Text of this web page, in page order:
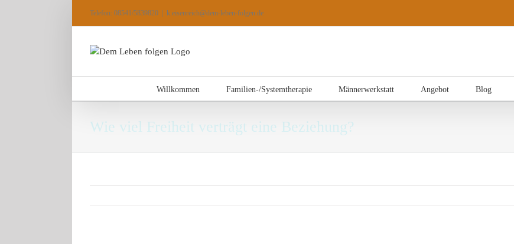
Telefon: 08541/5839820 k.eisenreich@dem-leben-folgen.de
Willkommen Familien-/Systemtherapie Männerwerkstatt Angebot Blog
Wie viel Freiheit verträgt eine Beziehung?